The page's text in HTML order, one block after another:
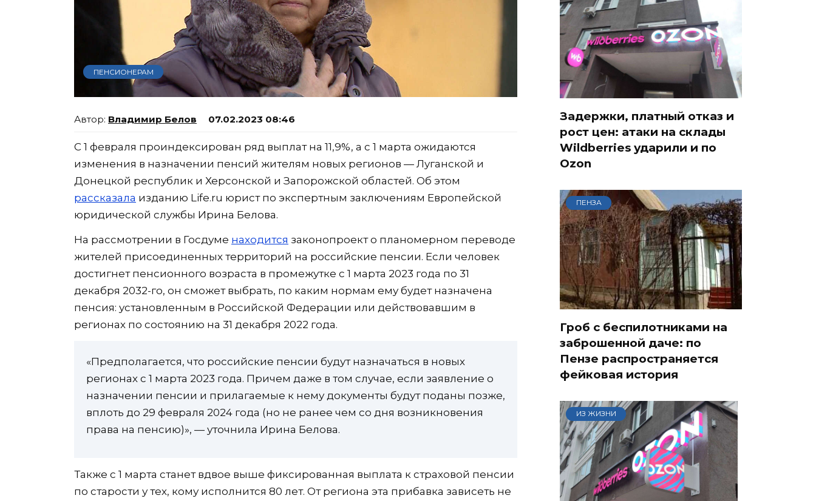
ПЕНСИОНЕРАМ
Владимир Белов 07.02.2023 08:46
С 1 февраля проиндексирован ряд выплат на 11,9%, а с 1 марта ожидаются
изменения в назначении пенсий жителям новых регионов — Луганской и
Донецкой республик и Херсонской и Запорожской областей. Об этом
рассказала изданию Life.ru юрист по экспертным заключениям Европейской
юридической службы Ирина Белова.
На рассмотрении в Госдуме находится законопроект о планомерном переводе
жителей присоединенных территорий на российские пенсии. Если человек
достигнет пенсионного возраста в промежутке с 1 марта 2023 года по 31
декабря 2032-го, он сможет выбрать, по каким нормам ему будет назначена
пенсия: установленным в Российской Федерации или действовавшим в
регионах по состоянию на 31 декабря 2022 года.
«Предполагается, что российские пенсии будут назначаться в новых
регионах с 1 марта 2023 года. Причем даже в том случае, если заявление о
назначении пенсии и прилагаемые к нему документы будут поданы позже,
вплоть до 29 февраля 2024 года (но не ранее чем со дня возникновения
права на пенсию)», — уточнила Ирина Белова.
Также с 1 марта станет вдвое выше фиксированная выплата к страховой пенсии
по старости у тех, кому исполнится 80 лет. От региона эта прибавка зависеть не
Задержки, платный отказ и
рост цен: атаки на склады
Wildberries ударили и по
Ozon
ПЕНЗА
Гроб с беспилотниками на
заброшенной даче: по
Пензе распространяется
фейковая история
ИЗ ЖИЗНИ